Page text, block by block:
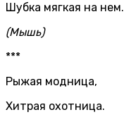
Шубка мягкая на нем.
(Мышь)
***
Рыжая модница,
Хитрая охотница.